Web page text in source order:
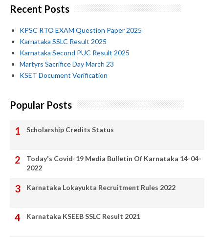
Recent Posts
KPSC RTO EXAM Question Paper 2025
Karnataka SSLC Result 2025
Karnataka Second PUC Result 2025
Martyrs Sacrifice Day March 23
KSET Document Verification
Popular Posts
Scholarship Credits Status
Today's Covid-19 Media Bulletin Of Karnataka 14-04-
2022
Karnataka Lokayukta Recruitment Rules 2022
Karnataka KSEEB SSLC Result 2021